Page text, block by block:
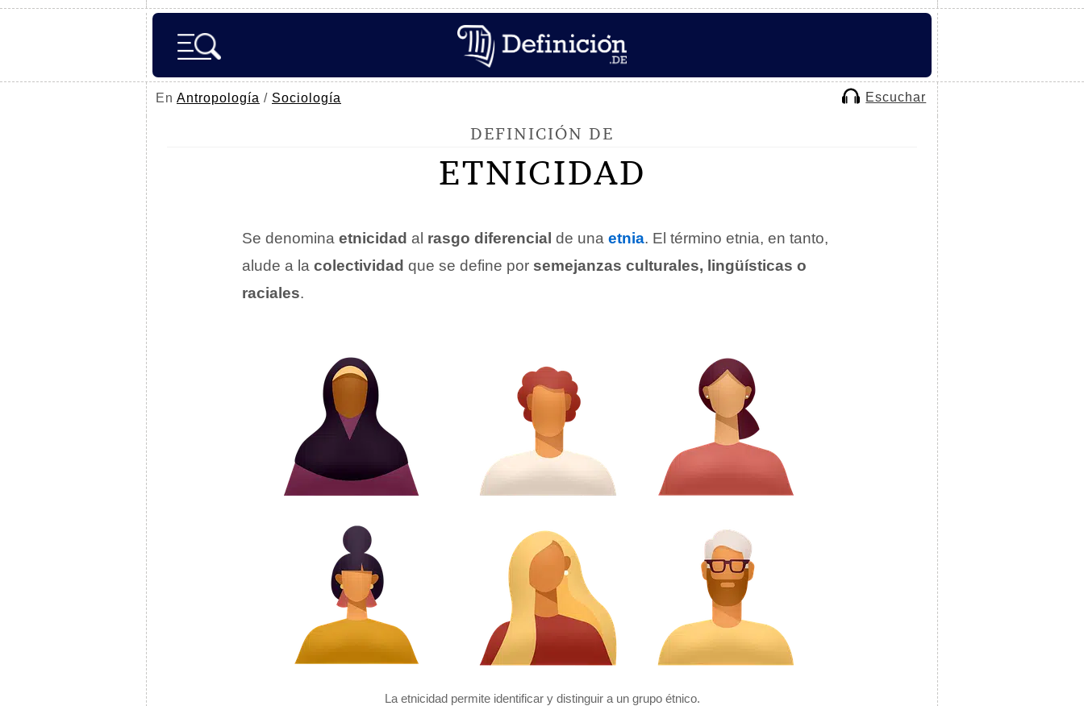
En Antropología / Sociología Escuchar
DEFINICIÓN DE
ETNICIDAD
La etnicidad permite identificar y distinguir a un grupo étnico.
Se denomina etnicidad al rasgo diferencial de una etnia. El término etnia, en tanto,
alude a la colectividad que se define por semejanzas culturales, lingüísticas o
raciales.